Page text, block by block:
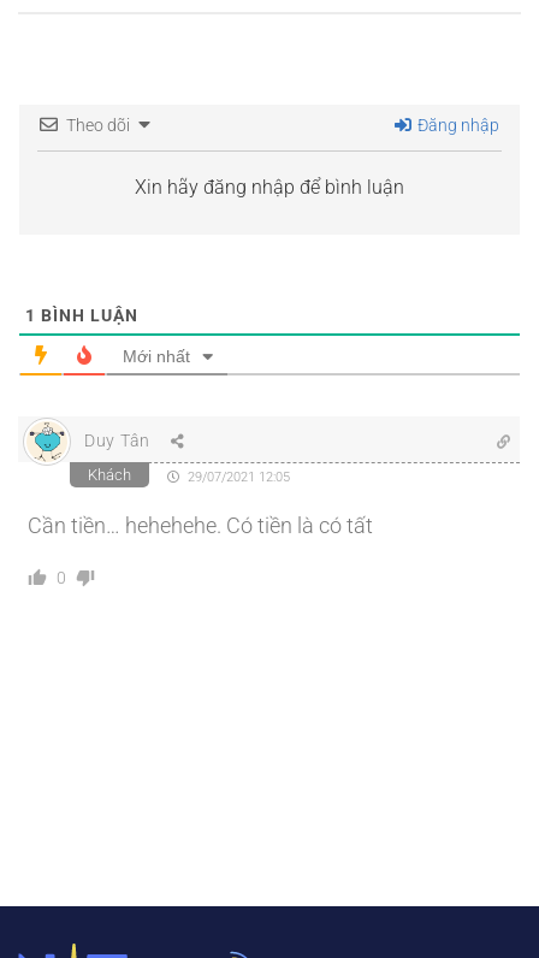
Theo dõi Đăng nhập
Xin hãy đăng nhập để bình luận
1 BÌNH LUẬN
Mới nhất
Duy Tân
Khách 29/07/2021 12:05
Cần tiền… hehehehe. Có tiền là có tất
0